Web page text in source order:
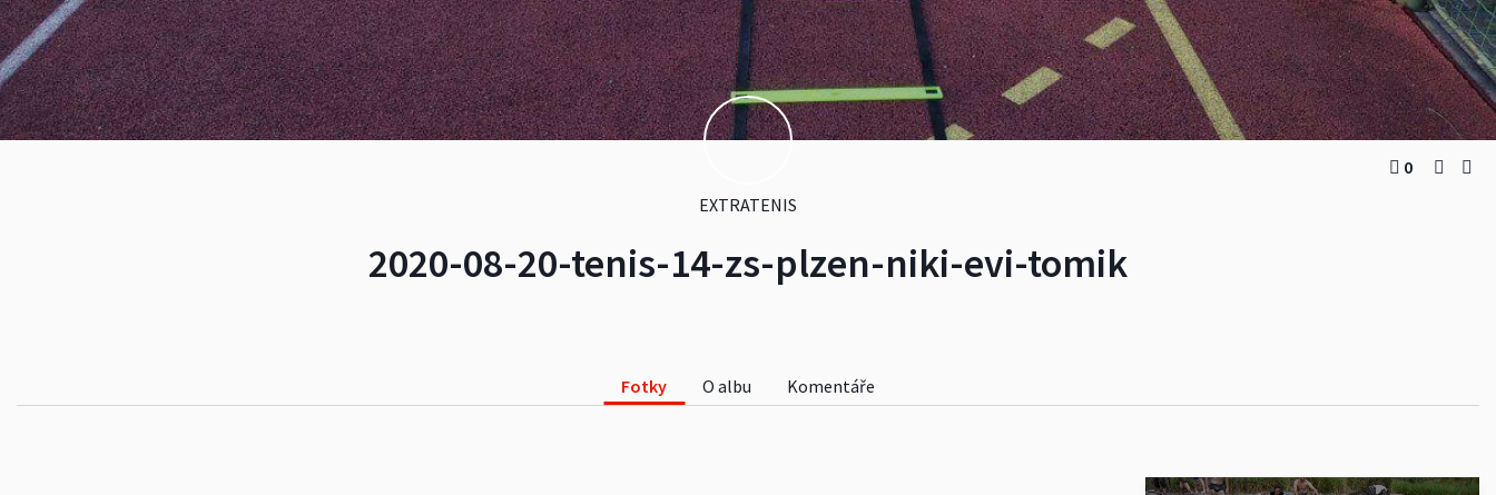
EXTRATENIS
2020-08-20-tenis-14-zs-plzen-niki-evi-tomik
0
Fotky O albu Komentáře